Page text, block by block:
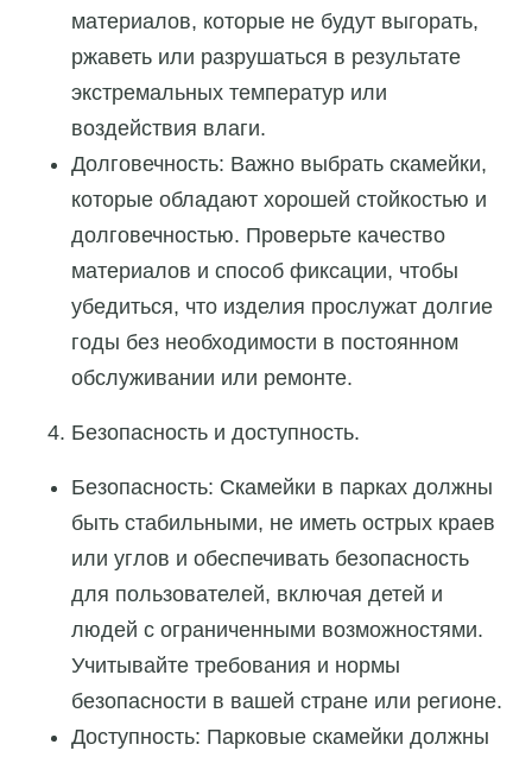
материалов, которые не будут выгорать,
ржаветь или разрушаться в результате
экстремальных температур или
воздействия влаги.
Долговечность: Важно выбрать скамейки,
которые обладают хорошей стойкостью и
долговечностью. Проверьте качество
материалов и способ фиксации, чтобы
убедиться, что изделия прослужат долгие
годы без необходимости в постоянном
обслуживании или ремонте.
Безопасность и доступность.
Безопасность: Скамейки в парках должны
быть стабильными, не иметь острых краев
или углов и обеспечивать безопасность
для пользователей, включая детей и
людей с ограниченными возможностями.
Учитывайте требования и нормы
безопасности в вашей стране или регионе.
Доступность: Парковые скамейки должны